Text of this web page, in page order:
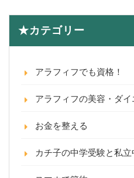
★カテゴリー
アラフィフでも資格！
アラフィフの美容・ダイ
お金を整える
カチ子の中学受験と私